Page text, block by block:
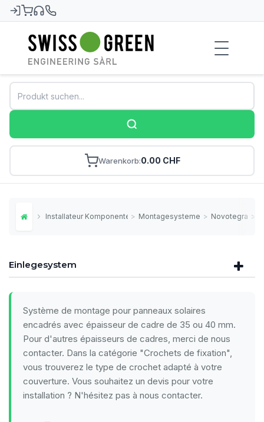
Swiss-Green
Warenkorb 0.00 CHF
Home Installateur Komponenten> Montagesysteme > Novotegra >
Einlegesystem
Système de montage pour panneaux solaires
encadrés avec épaisseur de cadre de 35 ou 40 mm.
Pour d'autres épaisseurs de cadres, merci de nous
contacter. Dans la catégorie "Crochets de fixation",
vous trouverez le type de crochet adapté à votre
couverture. Vous souhaitez un devis pour votre
installation ? N'hésitez pas à nous contacter.